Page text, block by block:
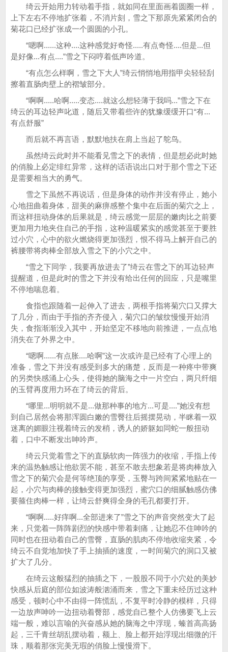
绮云开始用力转动着手指，就如同在里面画着圆圈一样，
上下左右不停地扩张着，不消片刻，雪之下那原先紧紧闭合的
菊花口已经扩张成一个圆圆的小孔。
“嗯啊......这种....这种感觉好奇怪.....有点奇怪....但是...但
是好像...有点....”雪之下闷哼着低声吟道。
“有点怎么样啊，雪之下大人”绮云悄悄地用指甲尖轻轻刮
擦着直肠肉壁上的褶皱部分。
“啊啊.....哈啊.....变态....就这么想轻薄于我吗...”雪之下在
绮云的耳边轻声叱道，随后又带着些许的犹豫缓缓开口“有...
有点舒服”
而后就不再言语，默默地扶在肩上当起了鸵鸟。
虽然绮云此时并不能看见雪之下的表情，但是想必此时她
的俏脸上必定绯红异常，这样的话语说出口对于那个雪之下还
是需要相当大的勇气。
雪之下虽然不再说话，但是身体的动作并没有停止，她小
心地扭曲着身体，甜美的麻痹感整个集中在后面的菊穴之上，
而这样扭动身体的后果就是，绮云感觉一层层的嫩肉比之前要
更加用力地夹住自己的手指，这种温暖紧实的感觉甚至于要胜
过小穴，心中的欲火燃烧得更加强烈，恨不得马上解开自己的
裤腰带将肉棒全部放入雪之下的小穴之中。
“雪之下同学，我要再放进去了”绮云在雪之下的耳边轻声
提醒道，但是此时的雪之下并没有给出任何的回应，只是嘴里
不停地喘息着。
食指也跟随着一起伸入了进去，两根手指将菊穴口又撑大
了几分，而由于手指的齐齐侵入，菊穴口的皱纹慢慢开始消
失，食指渐渐没入其中，开始坚定不移地向前推进，一点点地
消失在了外界之中。
“嗯啊......有点胀....哈啊”这一次或许是已经有了心理上的
准备，雪之下并没有感受到多大的痛楚，反而是一种疼中带爽
的另类快感涌上心头，使得她的脑海之中一片空白，两只纤细
的玉臂再度用力环在了绮云的背后。
“哪里...明明就不是...做那种事的地方...可是....”她没有想
到自己居然会将那浑圆白嫩的雪臀往后摇摆晃动，半眯着一双
迷离的媚眼注视着绮云的发梢，诱人的娇躯如同蛇一般扭动
着，口中不断发出呻吟声。
绮云只觉着雪之下的直肠软肉一阵强力的收缩，手指上传
来的温热触感让他欲罢不能，甚至不敢去想象若是将肉棒放入
雪之下的菊穴会是何等绝顶的享受，玉臀与跨间紧紧地贴在一
起，小穴与肉棒的接触变得更加强烈，蜜穴口的细腻触感仿佛
要箍住肉棒一样，让绮云舒爽得全身的毛孔都要打开。
“啊啊.....好痒啊...全部进来了”雪之下的声音突然变大了起
来，只觉着一阵阵剧烈的快感中带着刺痛，让她忍不住呻吟的
同时也在扭动着自己的雪臀，直肠的肌肉不停地收缩夹紧，令
绮云不自觉地加快了手上抽插的速度，一时间菊穴的洞口又被
扩大了几分。
在绮云这般猛烈的抽插之下，一股股不同于小穴处的美妙
快感从后庭的部位如波涛般汹涌而来，雪之下重未经历过这种
感受，顿时心中不由得一阵慌乱，不复平时冷静的模样，只得
一边放声呻吟一边扭动着臀部，感觉自己整个人仿佛要飞上云
端一般，难以言喻的兴奋感从她的脑海之中浮现，螓首高高扬
起，三千青丝胡乱摆动着，额上、脸上都开始浮现出细微的汗
珠，顺着那张完美无瑕的俏脸上慢慢滑下。